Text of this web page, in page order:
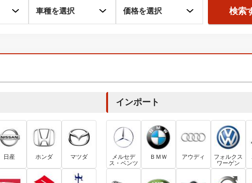
検索
日産 ホンダ マツダ
インポート
メルセデ
ス・ベンツ
ＢＭＷ アウディ
フォルクス
ワーゲン